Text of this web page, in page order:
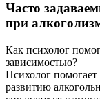
Часто
при
Как психолог
зависимостью?
Психолог
развитию